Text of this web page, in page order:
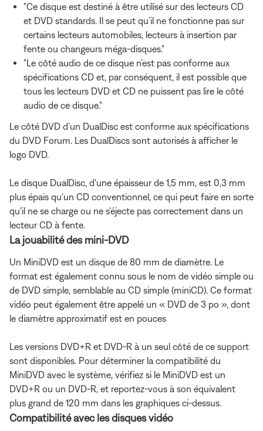
"Ce disque est destiné à être utilisé sur des lecteurs CD
et DVD standards. Il se peut qu’il ne fonctionne pas sur
certains lecteurs automobiles, lecteurs à insertion par
fente ou changeurs méga-disques."
"Le côté audio de ce disque n’est pas conforme aux
spécifications CD et, par conséquent, il est possible que
tous les lecteurs DVD et CD ne puissent pas lire le côté
audio de ce disque."
Le côté DVD d’un DualDisc est conforme aux spécifications
du DVD Forum. Les DualDiscs sont autorisés à afficher le
logo DVD.
Le disque DualDisc, d'une épaisseur de 1,5 mm, est 0,3 mm
plus épais qu'un CD conventionnel, ce qui peut faire en sorte
qu'il ne se charge ou ne s'éjecte pas correctement dans un
lecteur CD à fente.
La jouabilité des mini-DVD
Un MiniDVD est un disque de 80 mm de diamètre. Le
format est également connu sous le nom de vidéo simple ou
de DVD simple, semblable au CD simple (miniCD). Ce format
vidéo peut également être appelé un « DVD de 3 po », dont
le diamètre approximatif est en pouces
Les versions DVD+R et DVD-R à un seul côté de ce support
sont disponibles. Pour déterminer la compatibilité du
MiniDVD avec le système, vérifiez si le MiniDVD est un
DVD+R ou un DVD-R, et reportez-vous à son équivalent
plus grand de 120 mm dans les graphiques ci-dessus.
Compatibilité avec les disques vidéo